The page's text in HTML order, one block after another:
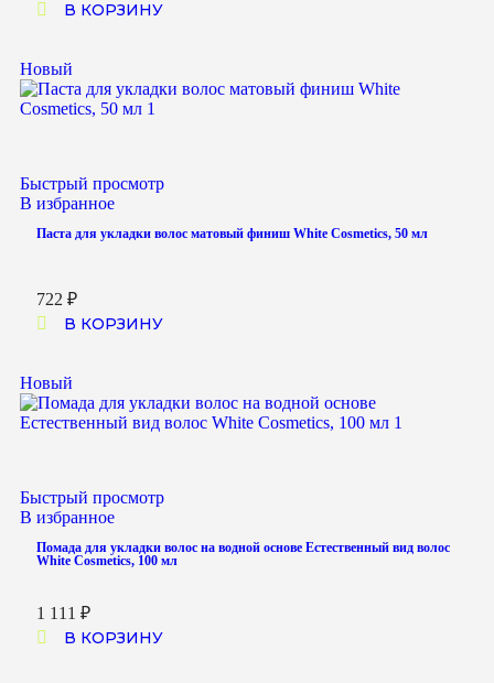
В КОРЗИНУ
Новый
Быстрый просмотр
В избранное
Паста для укладки волос матовый финиш White Cosmetics, 50 мл
722 ₽
В КОРЗИНУ
Новый
Быстрый просмотр
В избранное
Помада для укладки волос на водной основе Естественный вид волос
White Cosmetics, 100 мл
1 111 ₽
В КОРЗИНУ